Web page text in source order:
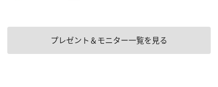
プレゼント＆モニター一覧を見る